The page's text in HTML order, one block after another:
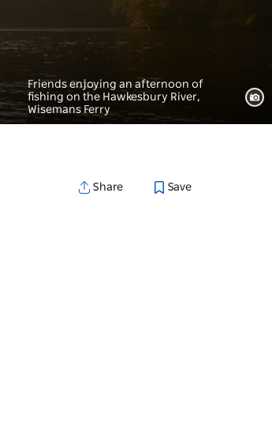
Friends enjoying an afternoon of
fishing on the Hawkesbury River,
Wisemans Ferry
Share Save